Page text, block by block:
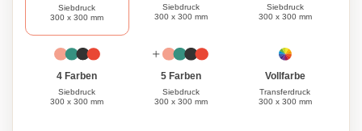
Siebdruck
300 x 300 mm
Siebdruck
300 x 300 mm
Siebdruck
300 x 300 mm
4 Farben
Siebdruck
300 x 300 mm
5 Farben
Siebdruck
300 x 300 mm
Vollfarbe
Transferdruck
300 x 300 mm